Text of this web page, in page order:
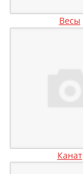
Весы
Канат